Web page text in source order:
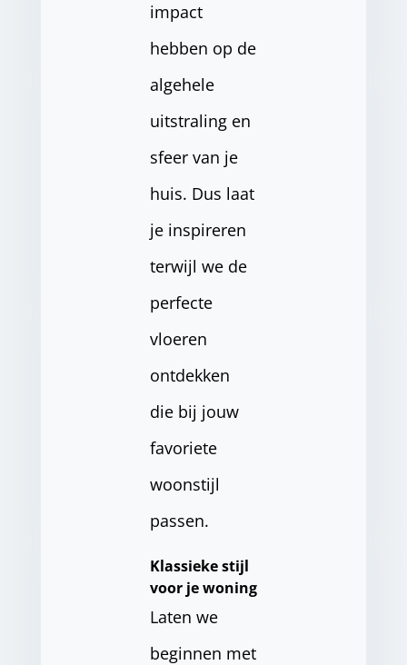
impact
hebben op de
algehele
uitstraling en
sfeer van je
huis. Dus laat
je inspireren
terwijl we de
perfecte
vloeren
ontdekken
die bij jouw
favoriete
woonstijl
passen.
Klassieke stijl
voor je woning
Laten we
beginnen met